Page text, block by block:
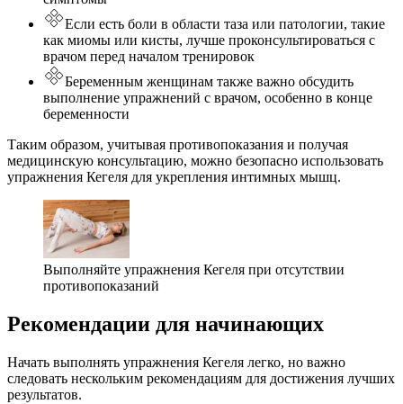
Если есть боли в области таза или патологии, такие
как миомы или кисты, лучше проконсультироваться с
врачом перед началом тренировок
Беременным женщинам также важно обсудить
выполнение упражнений с врачом, особенно в конце
беременности
Таким образом, учитывая противопоказания и получая
медицинскую консультацию, можно безопасно использовать
упражнения Кегеля для укрепления интимных мышц.
Выполняйте упражнения Кегеля при отсутствии
противопоказаний
Рекомендации для начинающих
Начать выполнять упражнения Кегеля легко, но важно
следовать нескольким рекомендациям для достижения лучших
результатов.